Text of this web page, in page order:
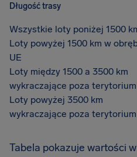
Długość trasy
Wszystkie loty poniżej 1500
Loty powyżej 1500 km w
UE
Loty między 1500 a 3500 km
wykraczające poza terytorium
Loty powyżej 3500 km
wykraczające poza terytorium
Tabela pokazuje wartości